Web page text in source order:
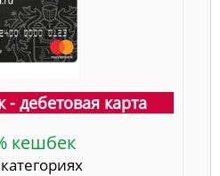
дебетовая карта
кешбек